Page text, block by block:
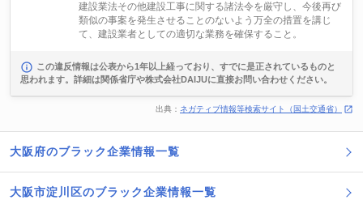
建設業法その他建設工事に関する諸法令を厳守し、今後再び
類似の事案を発生させることのないよう万全の措置を講じ
て、建設業者としての適切な業務を確保すること。
この違反情報は公表から1年以上経っており、すでに是正されているものと
思われます。詳細は関係省庁や株式会社DAIJUに直接お問い合わせください。
出典： ネガティブ情報等検索サイト（国土交通省）
大阪府のブラック企業情報一覧
大阪市淀川区のブラック企業情報一覧